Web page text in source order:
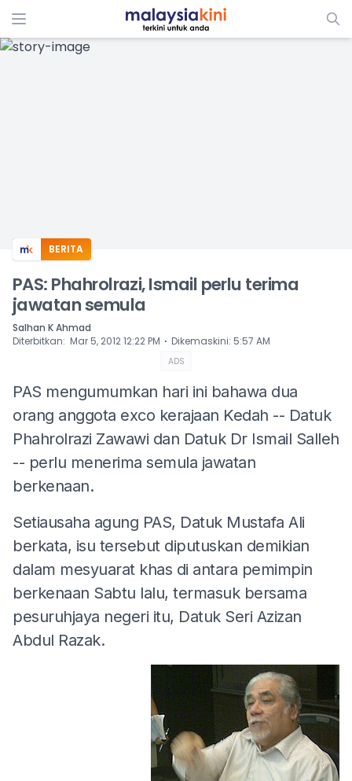
ADS
BERITA
PAS: Phahrolrazi, Ismail perlu terima
jawatan semula
Salhan K Ahmad
Diterbitkan: Mar 5, 2012 12:22 PM ⋅ Dikemaskini: 5:57 AM
ADS
PAS mengumumkan hari ini bahawa dua
orang anggota exco kerajaan Kedah -- Datuk
Phahrolrazi Zawawi dan Datuk Dr Ismail Salleh
-- perlu menerima semula jawatan
berkenaan.
Setiausaha agung PAS, Datuk Mustafa Ali
berkata, isu tersebut diputuskan demikian
dalam mesyuarat khas di antara pemimpin
berkenaan Sabtu lalu, termasuk bersama
pesuruhjaya negeri itu, Datuk Seri Azizan
Abdul Razak.